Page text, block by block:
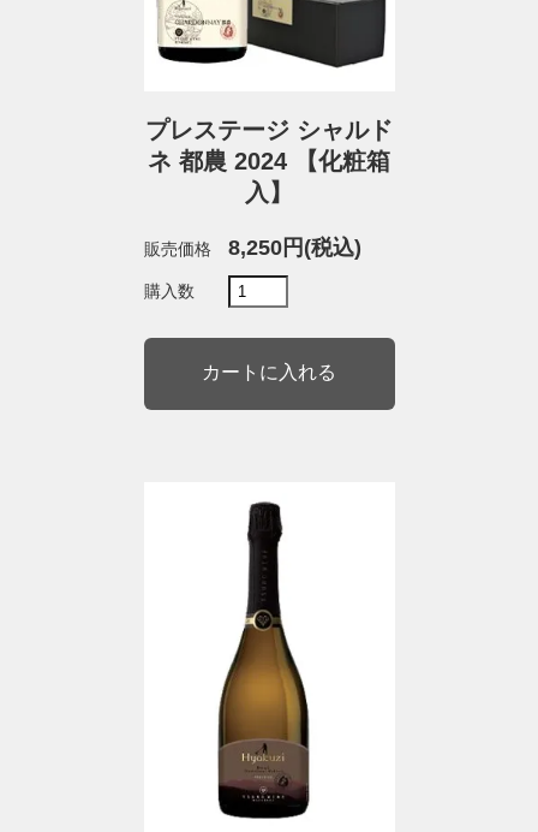
プレステージ シャルド
ネ 都農 2024 【化粧箱
入】
販売価格 8,250円(税込)
購入数